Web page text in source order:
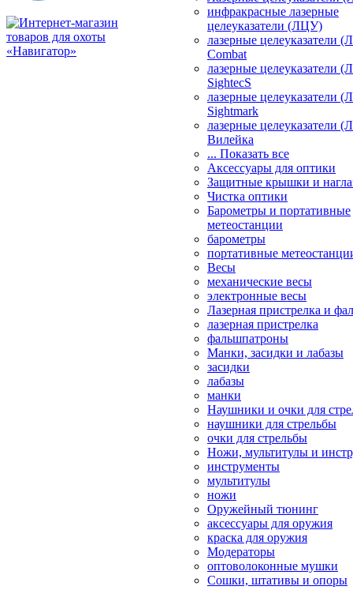
инфракрасные лазерные
целеуказатели (ЛЦУ)
лазерные целеуказатели
Combat
лазерные целеуказатели
SightecS
лазерные целеуказатели
Sightmark
лазерные целеуказатели
Вилейка
... Показать все
Аксессуары для оптики
Защитные крышки и
Чистка оптики
Барометры и портативные
метеостанции
барометры
портативные
Весы
механические весы
электронные весы
Лазерная пристрелка и
лазерная пристрелка
фальшпатроны
Манки, засидки и лабазы
засидки
лабазы
манки
Наушники и очки для
наушники для стрельбы
очки для стрельбы
Ножи, мультитулы и
инструменты
мультитулы
ножи
Оружейный тюнинг
аксессуары для оружия
краска для оружия
Модераторы
оптоволоконные мушки
Сошки, штативы и опоры